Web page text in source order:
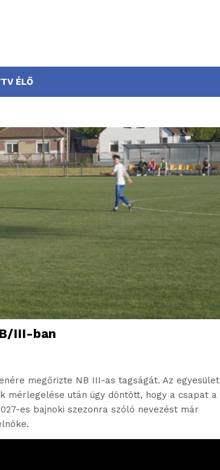
ÉLŐ
III-ban
megőrizte NB III-as tagságát. Az egyesület
mérlegelése után úgy döntött, hogy a csapat a
es bajnoki szezonra szóló nevezést már